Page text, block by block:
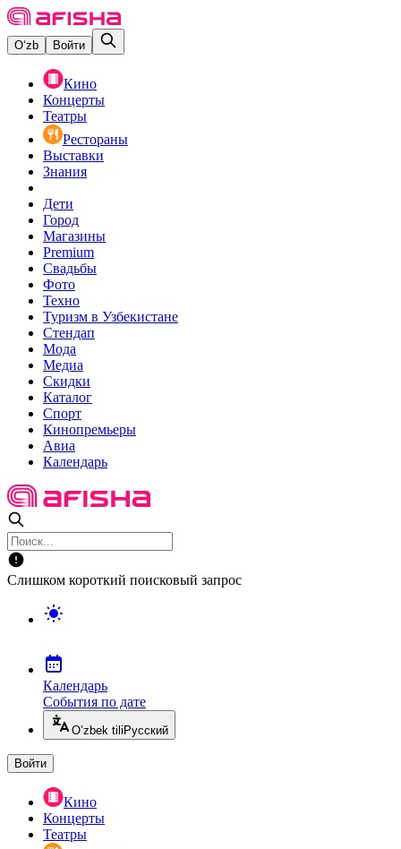
O‘zb Войти
Кино
Концерты
Театры
Рестораны
Выставки
Знания
Дети
Город
Магазины
Premium
Свадьбы
Фото
Техно
Туризм в Узбекистане
Стендап
Мода
Медиа
Скидки
Каталог
Спорт
Кинопремьеры
Авиа
Календарь
Слишком короткий поисковый запрос
Календарь
События по дате
O’zbek tili Русский
Войти
Кино
Концерты
Театры